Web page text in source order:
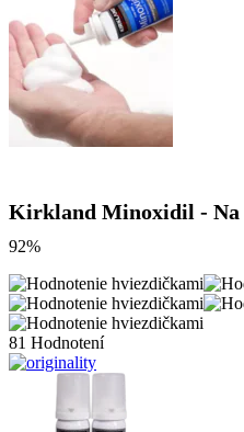
Kirkland Minoxidil - Na
92%
81 Hodnotení